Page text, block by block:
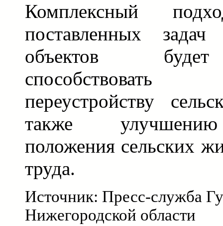
Комплексный
поставленных задач
объектов будет
переустройству
также улучшению
положения сельских
труда.
Источник: Пресс-служба
Нижегородской области